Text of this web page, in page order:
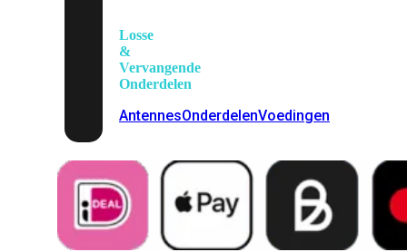
Losse
&
Vervangende
Onderdelen
AntennesOnderdelenVoedingen